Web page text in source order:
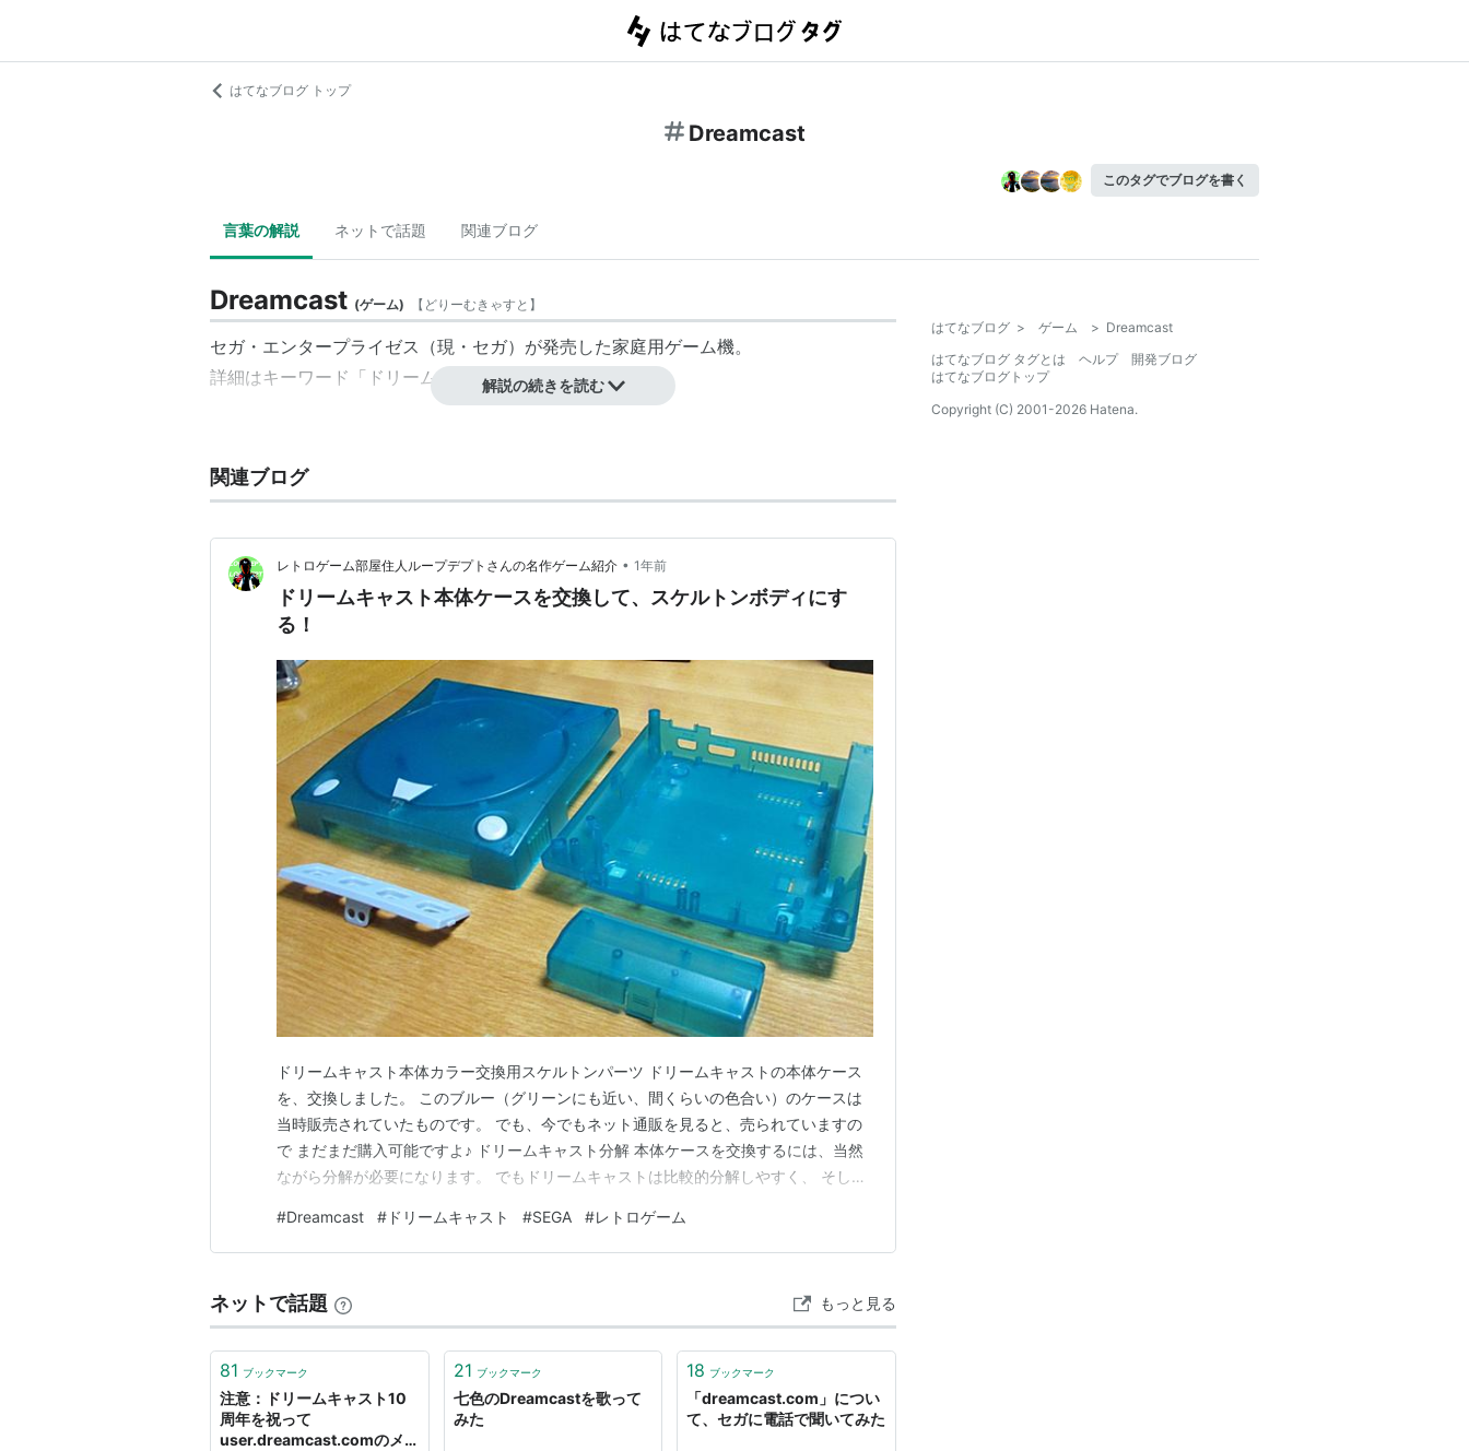
はてなブログ トップ
Dreamcast
このタグでブログを書く
言葉の解説 ネットで話題 関連ブログ
Dreamcast (ゲーム) 【 どりーむきゃすと 】
セガ・エンタープライゼス（現・セガ）が発売した家庭用ゲーム機。
詳細はキーワード「 ドリームキャスト」を参照。
解説の続きを読む
関連ブログ
レトロゲーム部屋住人ループデプトさんの名作ゲーム紹介 • 1年前
ドリームキャスト本体ケースを交換して、スケルトンボディにす
る！
ドリームキャスト本体カラー交換用スケルトンパーツ ドリームキャストの本体ケース
を、交換しました。 このブルー（グリーンにも近い、間くらいの色合い）のケースは
当時販売されていたものです。 でも、今でもネット通販を見ると、売られていますの
で まだまだ購入可能ですよ♪ ドリームキャスト分解 本体ケースを交換するには、当然
ながら分解が必要になります。 でもドリームキャストは比較的分解しやすく、 そし
解が可能です。 細かな分解手順は、動画を見てくれると嬉しいです。 ドリームキャス
トシェル交換 白色のノーマルドリキャスから、ス…
#Dreamcast # ドリームキャスト #SEGA #レトロゲーム
ネットで話題 もっと見る
81 ブックマーク
注意：ドリームキャスト10
周年を祝って
user.dreamcast.comのメ
21 ブックマーク
七色のDreamcastを歌って
みた
18 ブックマーク
「dreamcast.com」につい
て、セガに電話で聞いてみた
はてなブログ > ゲーム > Dreamcast
はてなブログ タグとは
ヘルプ
開発ブログ
はてなブログトップ
Copyright (C) 2001-2026 Hatena.